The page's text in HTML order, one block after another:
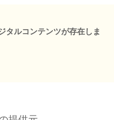
タルコンテンツが存在しま